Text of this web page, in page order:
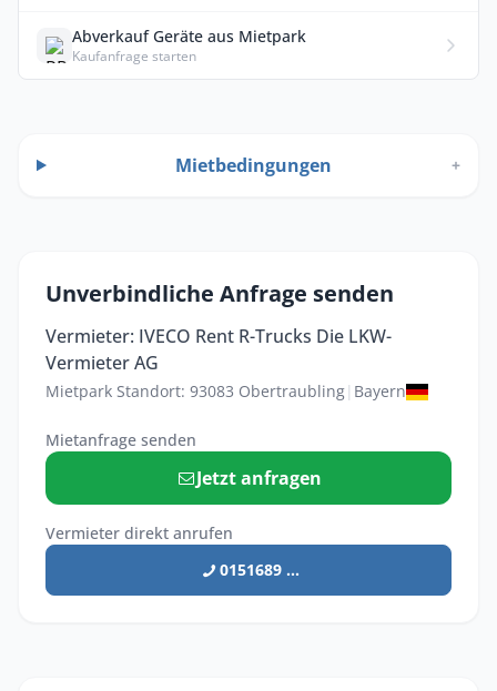
Abverkauf Geräte aus Mietpark
Kaufanfrage starten
Mietbedingungen +
Unverbindliche Anfrage senden
Vermieter: IVECO Rent R-Trucks Die LKW-
Vermieter AG
Mietpark Standort: 93083 Obertraubling| Bayern
Mietanfrage senden
Jetzt anfragen
Vermieter direkt anrufen
0151689 ...